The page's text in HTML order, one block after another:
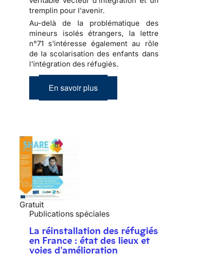
tremplin pour l'avenir.
Au-delà de la problématique des
mineurs isolés étrangers, la lettre
n°71 s'intéresse également au rôle
de la scolarisation des enfants dans
l'intégration des réfugiés.
En savoir plus
Gratuit
Publications spéciales
La réinstallation des réfugiés
en France : état des lieux et
voies d'amélioration